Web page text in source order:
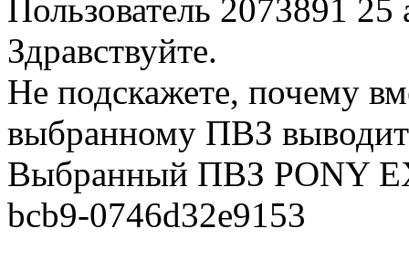
Пользователь 2073891 25
Здравствуйте.
Не подскажете, почему
выбранному ПВЗ
Выбранный ПВЗ PONY
bcb9-0746d32e9153